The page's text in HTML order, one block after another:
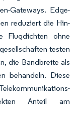
Gateways. Edge-
reduziert die Hin-
Flugdichten ohne
testen
die Bandbreite als
behandeln. Diese
Anteil am